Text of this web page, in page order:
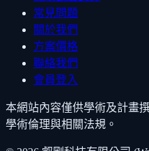
常見問題
關於我們
方案價格
聯絡我們
會員登入
本網站內容僅供學術及計畫
學術倫理與相關法規。